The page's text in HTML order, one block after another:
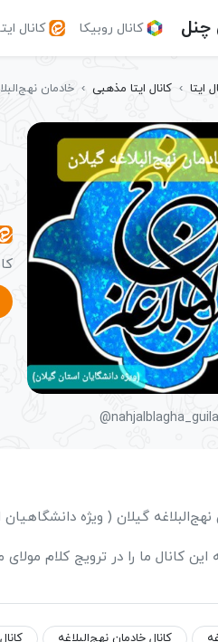
چنل کانال روبیکا کانال
ایتا › کانال ایتا مذهبی › خادمان
نهج‌البلاغه گیلان ( ویژه
این کانال ما را در ترویج کلام
کانال خادمان نهج‌البلاغه